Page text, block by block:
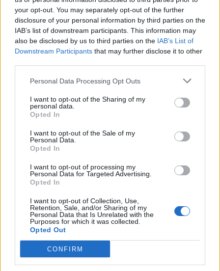
your opt-out. You may separately opt-out of the further
disclosure of your personal information by third parties on the
IAB’s list of downstream participants. This information may
also be disclosed by us to third parties on the IAB’s List of
Downstream Participants that may further disclose it to other
Personal Data Processing Opt Outs
I want to opt-out of the Sharing of my
personal data.
Opted In
I want to opt-out of the Sale of my
Personal Data.
Opted In
I want to opt-out of processing my
Personal Data for Targeted Advertising.
Opted In
I want to opt-out of Collection, Use,
Retention, Sale, and/or Sharing of my
Personal Data that Is Unrelated with the
Purposes for which it was collected.
Opted Out
CONFIRM
enti di ricerca e istituti di tutto il mondo per la sua tecnologia
brevettataPlasmacluster Ion Technology , utilizzata già nei
purificatori d’aria della serie UA-HG e UA-HD. Sharp lavora
costantemente a soluzioni innovative per soddisfare le esigenze dei
suoi clienti.
Prezzi e disponibilità
Il purificatore d’aria Sharp UA-PE30E-WB sarà disponibile a partire
da marzo 2021 a un prezzo di vendita raccomandato di
139,00€
Condividi questo articolo:
E-mail
Mastodon Telegram WhatsApp
Vuoi ricevere gli aggiornamenti delle news di TecnoGazzetta?
Inserisci nome ed indirizzo E-Mail: